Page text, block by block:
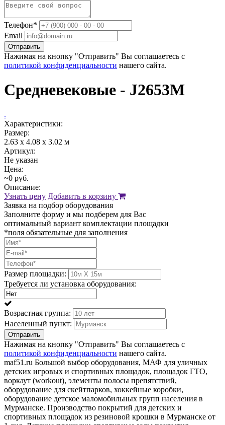
Телефон*
Email
Отправить
Нажимая на кнопку "Отправить" Вы соглашаетесь с
политикой конфиденциальности нашего сайта.
Средневековые - J2653M
.
Характеристики:
Размер:
2.63 x 4.08 x 3.02 м
Артикул:
Не указан
Цена:
~0 руб.
Описание:
Узнать цену Добавить в корзину
Заявка на подбор оборудования
Заполните форму и мы подберем для Вас
оптимальный вариант комплектации площадки
*поля обязательные для заполнения
Размер площадки:
Требуется ли установка оборудования:
Возрастная группа:
Населенный пункт:
Отправить
Нажимая на кнопку "Отправить" Вы соглашаетесь с
политикой конфиденциальности нашего сайта.
maf51.ru Большой выбор оборудования, МАФ для уличных
детских игровых и спортивных площадок, площадок ГТО,
воркаут (workout), элементы полосы препятствий,
оборудование для скейтпарков, хоккейные коробки,
оборудование детское маломобильных групп населения в
Мурманске. Производство покрытий для детских и
спортивных площадок из резиновой крошки в Мурманске от